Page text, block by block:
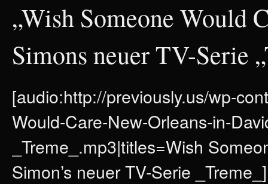
„Wish Someone Would
Simons neuer TV-Serie
[audio:http://previously.us/wp-
Would-Care-New-Orleans-in-
_Treme_.mp3|titles=Wish
Simon’s neuer TV-Serie _Treme_]